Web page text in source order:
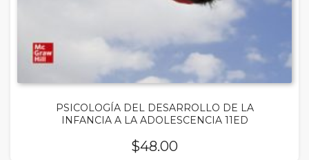
PSICOLOGÍA DEL DESARROLLO DE LA
INFANCIA A LA ADOLESCENCIA 11ED
$48.00